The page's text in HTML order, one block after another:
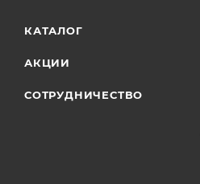
КАТАЛОГ
АКЦИИ
СОТРУДНИЧЕСТВО